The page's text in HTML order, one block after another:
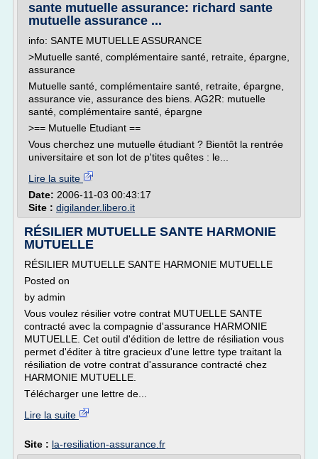
sante mutuelle assurance: richard sante
mutuelle assurance ...
info: SANTE MUTUELLE ASSURANCE
>Mutuelle santé, complémentaire santé, retraite, épargne,
assurance
Mutuelle santé, complémentaire santé, retraite, épargne,
assurance vie, assurance des biens. AG2R: mutuelle
santé, complémentaire santé, épargne
>== Mutuelle Etudiant ==
Vous cherchez une mutuelle étudiant ? Bientôt la rentrée
universitaire et son lot de p'tites quêtes : le...
Lire la suite
Date: 2006-11-03 00:43:17
Site : digilander.libero.it
RÉSILIER MUTUELLE SANTE HARMONIE
MUTUELLE
RÉSILIER MUTUELLE SANTE HARMONIE MUTUELLE
Posted on
by admin
Vous voulez résilier votre contrat MUTUELLE SANTE
contracté avec la compagnie d'assurance HARMONIE
MUTUELLE. Cet outil d'édition de lettre de résiliation vous
permet d'éditer à titre gracieux d'une lettre type traitant la
résiliation de votre contrat d'assurance contracté chez
HARMONIE MUTUELLE.
Télécharger une lettre de...
Lire la suite
Site : la-resiliation-assurance.fr